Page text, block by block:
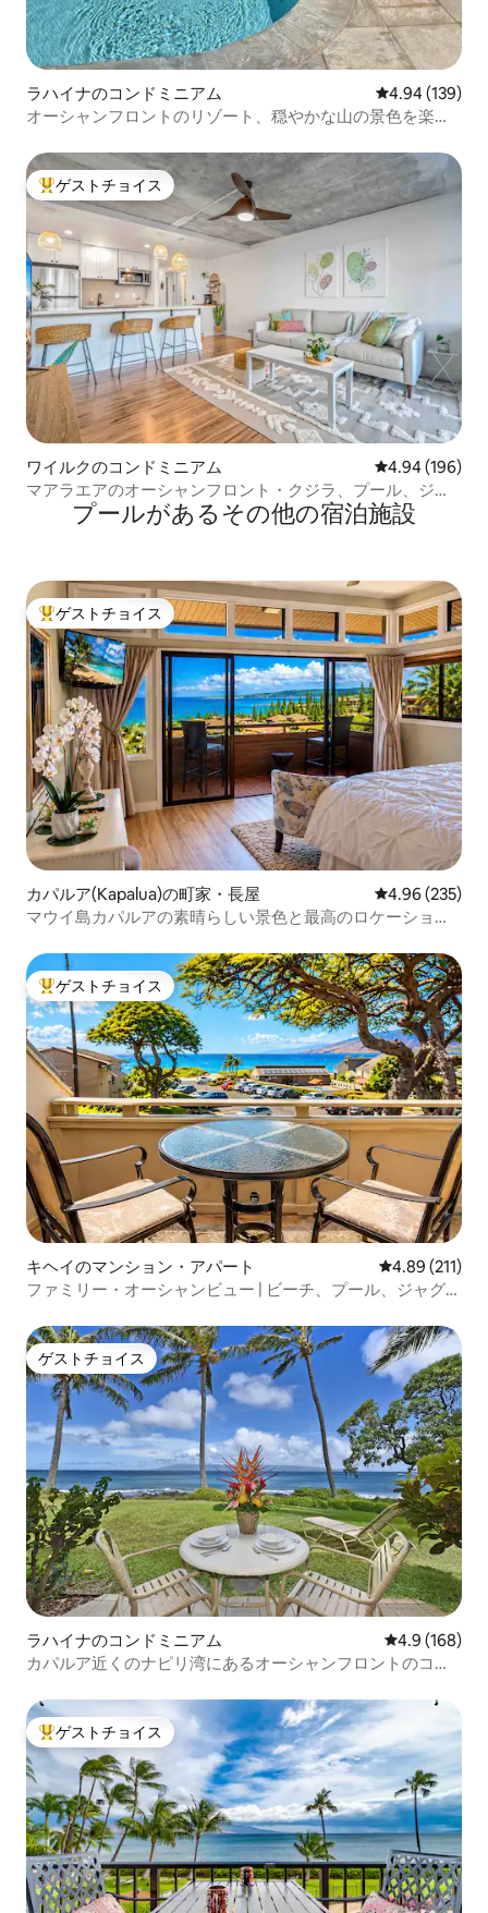
ラハイナのコンドミニアム レビュー139
4.94 (139)
オーシャンフロントのリゾート、穏やかな山の景色を楽し
大好評のゲストチョイスです。
ゲストチョイス
ワイルクのコンドミニアム レビュー196
4.94 (196)
マアラエアのオーシャンフロント・クジラ、プール、ジャ
グジープールがあるその他の宿泊施設
大好評のゲストチョイスです。
ゲストチョイス
カパルア(Kapalua)の町家・長屋 レビュー235
4.96 (235)
マウイ島カパルアの素晴らしい景色と最高のロケーショ
大好評のゲストチョイスです。
ゲストチョイス
キヘイのマンション・アパート レビュー211
4.89 (211)
ファミリー・オーシャンビュー | ビーチ、プール、ジャグジ
ゲストチョイス
ゲストチョイス
ラハイナのコンドミニアム レビュー168
4.9 (168)
カパルア近くのナピリ湾にあるオーシャンフロントのコン
大好評のゲストチョイスです。
ゲストチョイス